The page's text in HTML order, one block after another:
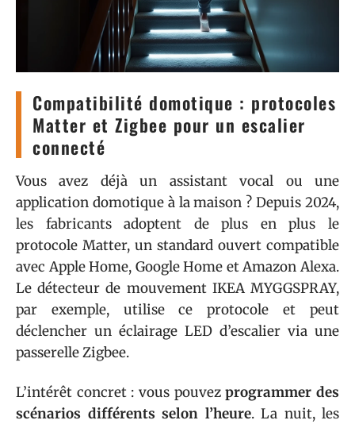
Compatibilité domotique : protocoles
Matter et Zigbee pour un escalier
connecté
Vous avez déjà un assistant vocal ou une
application domotique à la maison ? Depuis 2024,
les fabricants adoptent de plus en plus le
protocole Matter, un standard ouvert compatible
avec Apple Home, Google Home et Amazon Alexa.
Le détecteur de mouvement IKEA MYGGSPRAY,
par exemple, utilise ce protocole et peut
déclencher un éclairage LED d’escalier via une
passerelle Zigbee.
L’intérêt concret : vous pouvezprogrammer des
scénarios différents selon l’heure. La nuit, les